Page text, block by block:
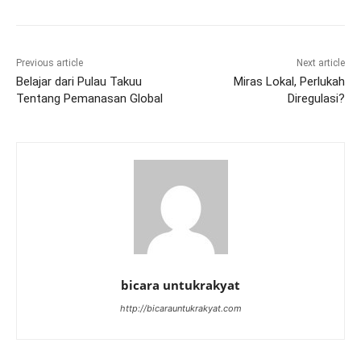
Previous article
Belajar dari Pulau Takuu
Tentang Pemanasan Global
Next article
Miras Lokal, Perlukah
Diregulasi?
bicara untukrakyat
http://bicarauntukrakyat.com